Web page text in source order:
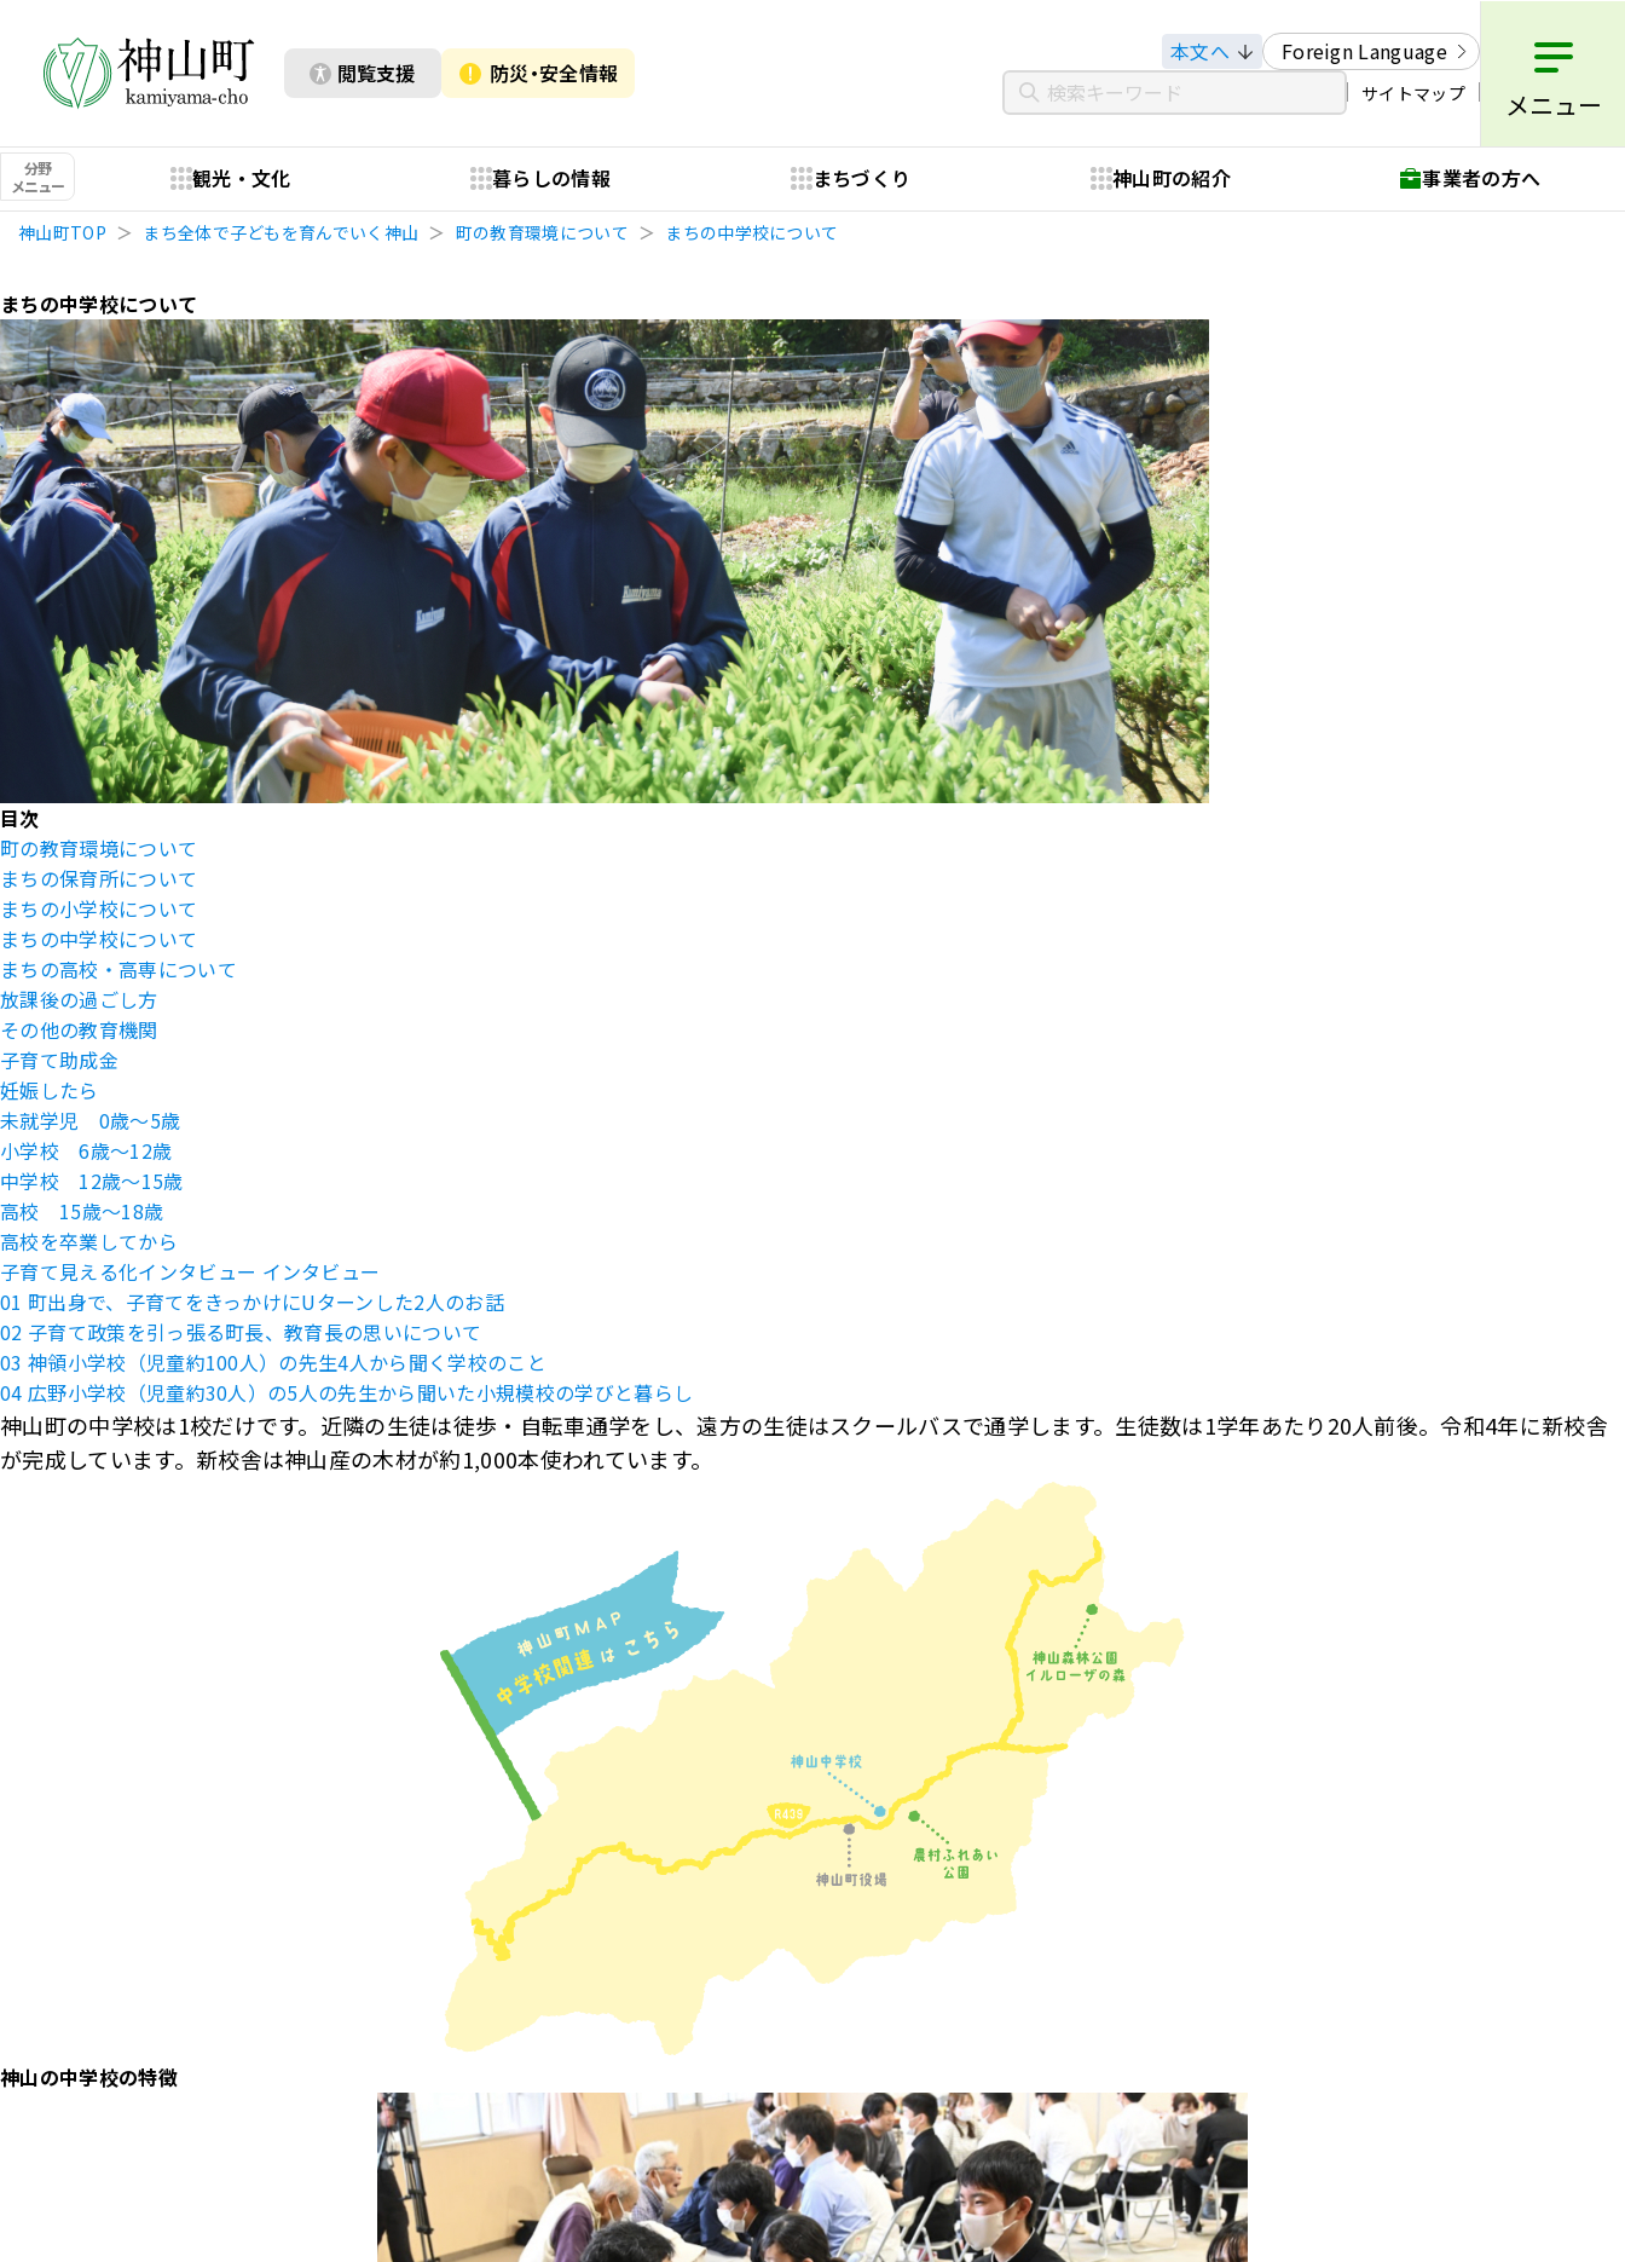
閲覧支援 防災・安全情報
本文へ Foreign Language
サイトマップ メニュー
分野
メニュー
観光・文化 暮らしの情報 まちづくり 神山町の紹介 事業者の方へ
神山町TOP まち全体で子どもを育んでいく神山 町の教育環境について まちの中学校について
まちの中学校について
目次
町の教育環境について
まちの保育所について
まちの小学校について
まちの中学校について
まちの高校・高専について
放課後の過ごし方
その他の教育機関
子育て助成金
妊娠したら
未就学児 0歳〜5歳
小学校 6歳〜12歳
中学校 12歳〜15歳
高校 15歳〜18歳
高校を卒業してから
子育て見える化インタビュー インタビュー
01 町出身で、子育てをきっかけにUターンした2人のお話
02 子育て政策を引っ張る町長、教育長の思いについて
03 神領小学校（児童約100人）の先生4人から聞く学校のこと
04 広野小学校（児童約30人）の5人の先生から聞いた小規模校の学びと暮らし
神山町の中学校は1校だけです。近隣の生徒は徒歩・自転車通学をし、遠方の生徒はスクールバスで通学します。生徒数は1学年あたり20人前後。令和4年に新校舎
が完成しています。新校舎は神山産の木材が約1,000本使われています。
神山の中学校の特徴